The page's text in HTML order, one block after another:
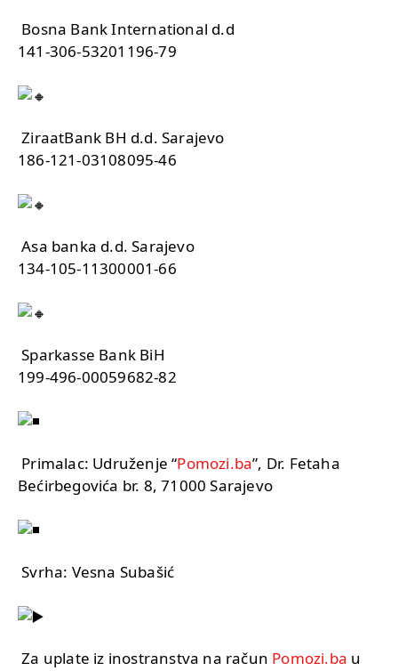
Bosna Bank International d.d
141-306-53201196-79
ZiraatBank BH d.d. Sarajevo
186-121-03108095-46
Asa banka d.d. Sarajevo
134-105-11300001-66
Sparkasse Bank BiH
199-496-00059682-82
Primalac: Udruženje “Pomozi.ba”, Dr. Fetaha
Bećirbegovića br. 8, 71000 Sarajevo
Svrha: Vesna Subašić
Za uplate iz inostranstva na račun Pomozi.ba u